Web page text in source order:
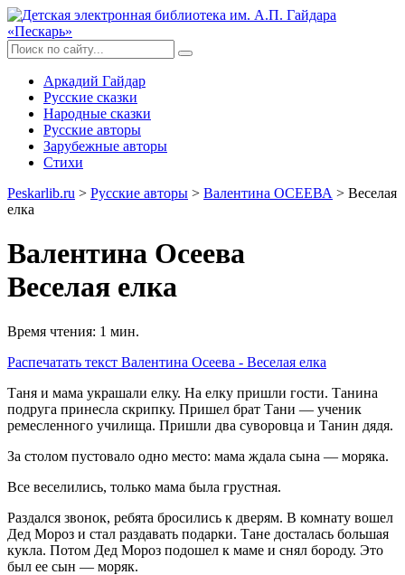
Аркадий Гайдар
Русские сказки
Народные сказки
Русские авторы
Зарубежные авторы
Стихи
Peskarlib.ru > Русские авторы > Валентина ОСЕЕВА > Веселая
елка
Валентина Осеева
Веселая елка
Время чтения: 1 мин.
Распечатать текст Валентина Осеева - Веселая елка
Таня и мама украшали елку. На елку пришли гости. Танина
подруга принесла скрипку. Пришел брат Тани — ученик
ремесленного училища. Пришли два суворовца и Танин дядя.
За столом пустовало одно место: мама ждала сына — моряка.
Все веселились, только мама была грустная.
Раздался звонок, ребята бросились к дверям. В комнату вошел
Дед Мороз и стал раздавать подарки. Тане досталась большая
кукла. Потом Дед Мороз подошел к маме и снял бороду. Это
был ее сын — моряк.